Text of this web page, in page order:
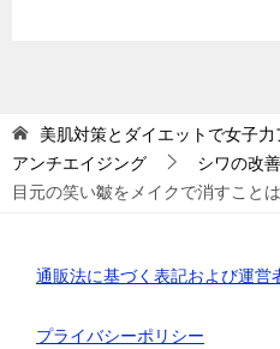
美肌対策とダイエットで女子
アンチエイジング
シワの改善
目元の笑い皺をメイクで消すこと
通販法に基づく表記および運営
プライバシーポリシー